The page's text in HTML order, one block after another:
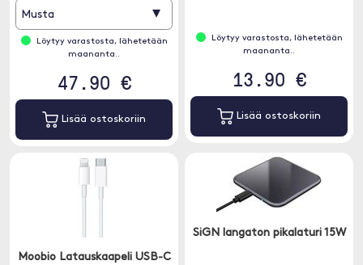
Musta ▾
Löytyy varastosta, lähetetään
maananta..
47.90 €
Lisää ostoskoriin
Löytyy varastosta, lähetetään
maananta..
13.90 €
Lisää ostoskoriin
Moobio Latauskaapeli USB-C
SiGN langaton pikalaturi 15W